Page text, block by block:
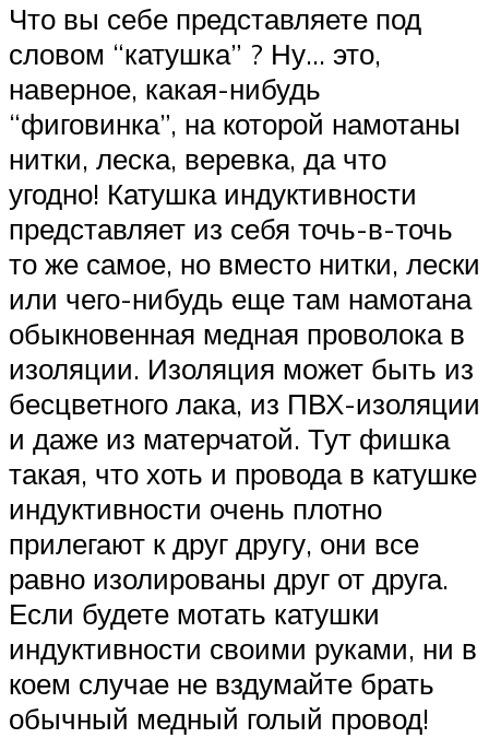
Что вы себе представляете под
словом “катушка” ? Ну… это,
наверное, какая-нибудь
“фиговинка”, на которой намотаны
нитки, леска, веревка, да что
угодно! Катушка индуктивности
представляет из себя точь-в-точь
то же самое, но вместо нитки, лески
или чего-нибудь еще там намотана
обыкновенная медная проволока в
изоляции. Изоляция может быть из
бесцветного лака, из ПВХ-изоляции
и даже из матерчатой. Тут фишка
такая, что хоть и провода в катушке
индуктивности очень плотно
прилегают к друг другу, они все
равно изолированы друг от друга.
Если будете мотать катушки
индуктивности своими руками, ни в
коем случае не вздумайте брать
обычный медный голый провод!